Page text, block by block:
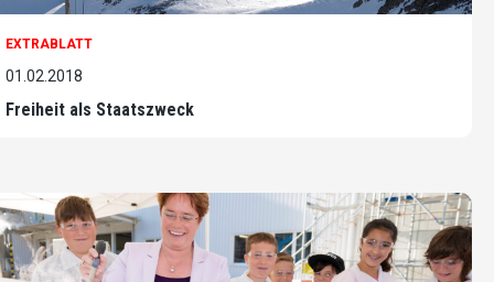
EXTRABLATT
01.02.2018
Freiheit als Staatszweck